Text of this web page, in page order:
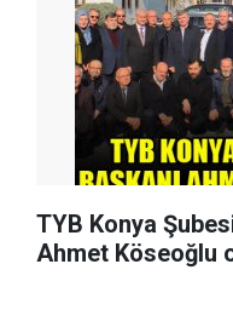
TYB Konya
Ahmet Köseoğlu